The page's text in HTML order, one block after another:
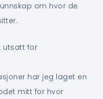
om hvor de
utsatt for
har jeg laget en
mitt for hvor